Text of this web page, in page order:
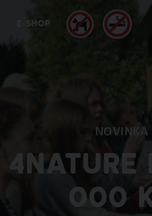
E-SHOP
NOVINKA
000